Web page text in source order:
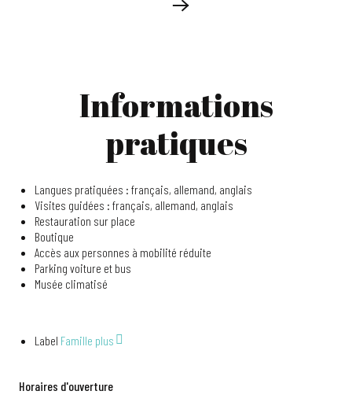
Informations
pratiques
Langues pratiquées : français, allemand, anglais
Visites guidées : français, allemand, anglais
Restauration sur place
Boutique
Accès aux personnes à mobilité réduite
Parking voiture et bus
Musée climatisé
Label Famille plus
Horaires d'ouverture